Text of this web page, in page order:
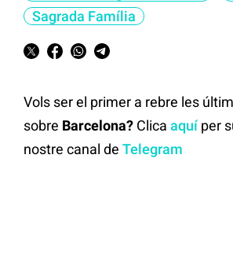
Sagrada Família
Vols ser el primer a rebre les
sobre Barcelona? Clica aquíper
nostre canal de Telegram